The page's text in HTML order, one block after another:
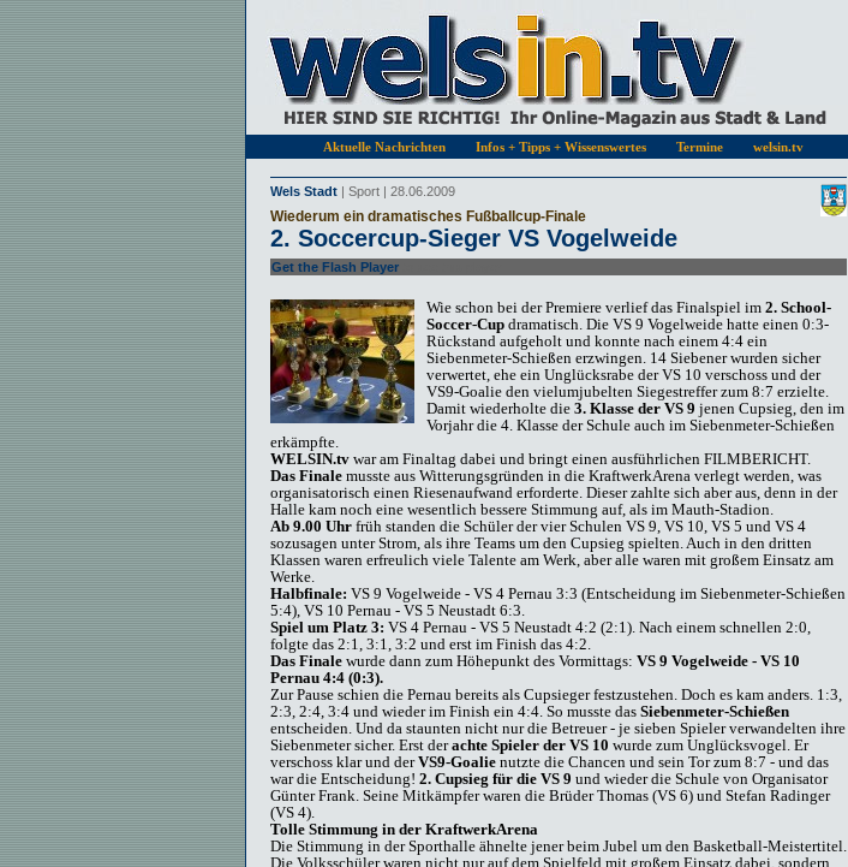
Aktuelle Nachrichten Infos + Tipps + Wissenswertes Termine welsin.tv
Wels Stadt | Sport | 28.06.2009
Wiederum ein dramatisches Fußballcup-Finale
2. Soccercup-Sieger VS Vogelweide
Get the Flash Player
Wie schon bei der Premiere verlief das Finalspiel im 2. School-
Soccer-Cup dramatisch. Die VS 9 Vogelweide hatte einen 0:3-
Rückstand aufgeholt und konnte nach einem 4:4 ein
Siebenmeter-Schießen erzwingen. 14 Siebener wurden sicher
verwertet, ehe ein Unglücksrabe der VS 10 verschoss und der
VS9-Goalie den vielumjubelten Siegestreffer zum 8:7 erzielte.
Damit wiederholte die 3. Klasse der VS 9 jenen Cupsieg, den im
Vorjahr die 4. Klasse der Schule auch im Siebenmeter-Schießen
erkämpfte.
WELSIN.tv war am Finaltag dabei und bringt einen ausführlichen FILMBERICHT.
Das Finale musste aus Witterungsgründen in die KraftwerkArena verlegt werden, was
organisatorisch einen Riesenaufwand erforderte. Dieser zahlte sich aber aus, denn in der
Halle kam noch eine wesentlich bessere Stimmung auf, als im Mauth-Stadion.
Ab 9.00 Uhr früh standen die Schüler der vier Schulen VS 9, VS 10, VS 5 und VS 4
sozusagen unter Strom, als ihre Teams um den Cupsieg spielten. Auch in den dritten
Klassen waren erfreulich viele Talente am Werk, aber alle waren mit großem Einsatz am
Werke.
Halbfinale: VS 9 Vogelweide - VS 4 Pernau 3:3 (Entscheidung im Siebenmeter-Schießen
5:4), VS 10 Pernau - VS 5 Neustadt 6:3.
Spiel um Platz 3: VS 4 Pernau - VS 5 Neustadt 4:2 (2:1). Nach einem schnellen 2:0,
folgte das 2:1, 3:1, 3:2 und erst im Finish das 4:2.
Das Finale wurde dann zum Höhepunkt des Vormittags: VS 9 Vogelweide - VS 10
Pernau 4:4 (0:3).
Zur Pause schien die Pernau bereits als Cupsieger festzustehen. Doch es kam anders. 1:3,
2:3, 2:4, 3:4 und wieder im Finish ein 4:4. So musste das Siebenmeter-Schießen
entscheiden. Und da staunten nicht nur die Betreuer - je sieben Spieler verwandelten ihre
Siebenmeter sicher. Erst derachte Spieler der VS 10 wurde zum Unglücksvogel. Er
verschoss klar und derVS9-Goalie nutzte die Chancen und sein Tor zum 8:7 - und das
war die Entscheidung! 2. Cupsieg für die VS 9 und wieder die Schule von Organisator
Günter Frank. Seine Mitkämpfer waren die Brüder Thomas (VS 6) und Stefan Radinger
(VS 4).
Tolle Stimmung in der KraftwerkArena
Die Stimmung in der Sporthalle ähnelte jener beim Jubel um den Basketball-Meistertitel.
Die Volksschüler waren nicht nur auf dem Spielfeld mit großem Einsatz dabei, sondern